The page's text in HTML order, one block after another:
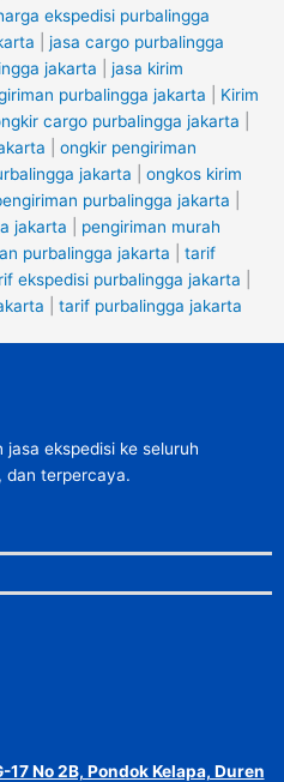
ekspedisi purbalingga
jasa cargo purbalingga
jakarta
jasa kirim
purbalingga jakarta
Kirim
cargo purbalingga jakarta
ongkir pengiriman
jakarta
ongkos kirim
purbalingga jakarta
jakarta
pengiriman murah
purbalingga jakarta
tarif
ekspedisi purbalingga jakarta
tarif purbalingga jakarta
jasa ekspedisi ke seluruh
dan terpercaya.
17 No 2B, Pondok Kelapa, Duren